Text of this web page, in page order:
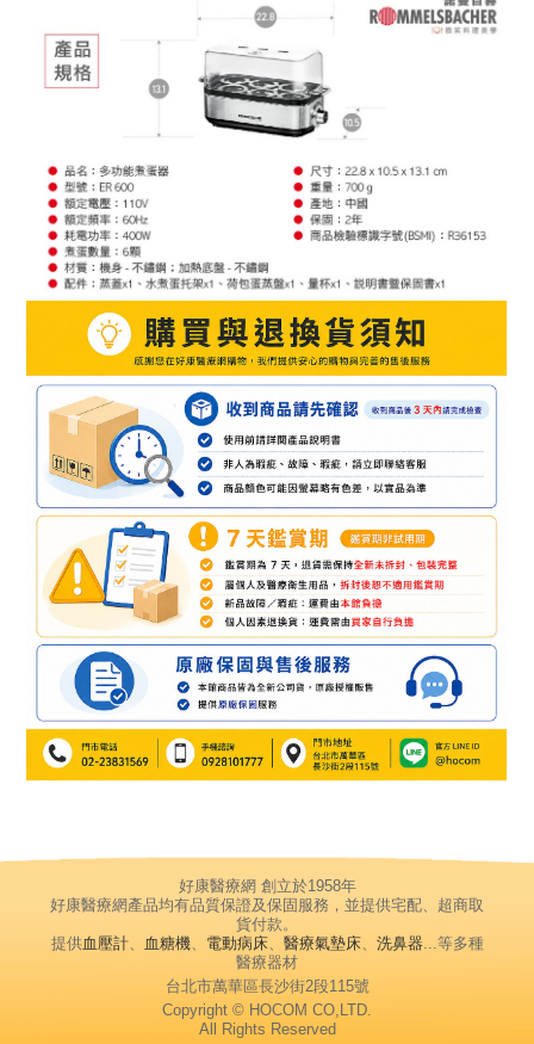
好康醫療網 創立於1958年
好康醫療網產品均有品質保證及保固服務，並提供宅配、超商取
貨付款。
提供血壓計、 血糖機、 電動病床、 醫療氣墊床、 洗鼻器 ...等多種
醫療器材
台北市萬華區長沙街2段115號
Copyright © HOCOM CO,LTD.
All Rights Reserved